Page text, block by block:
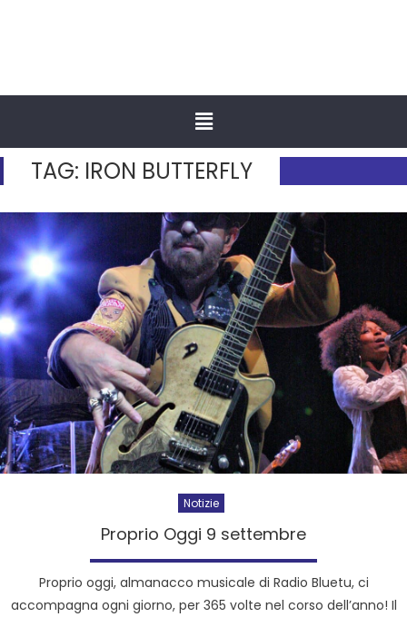
TAG: IRON BUTTERFLY
Notizie
Proprio Oggi 9 settembre
Proprio oggi, almanacco musicale di Radio Bluetu, ci
accompagna ogni giorno, per 365 volte nel corso dell’anno! Il